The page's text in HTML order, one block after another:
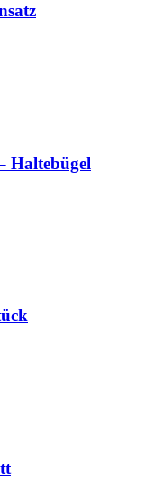
Haltebügel